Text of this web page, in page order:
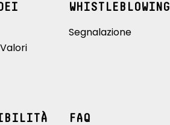
WHISTLEBLOWING
Segnalazione
FAQ